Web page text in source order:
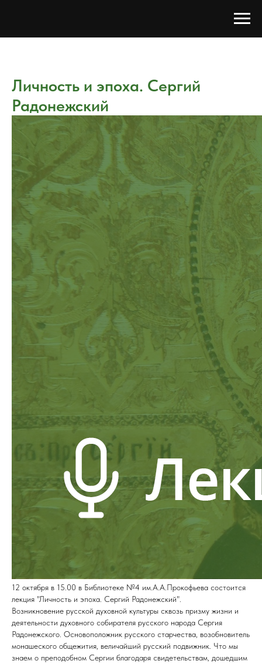
Личность и эпоха. Сергий
Радонежский
12 октября в 15.00 в Библиотеке №4 им.А.А.Прокофьева состоится
лекция "Личность и эпоха. Сергий Радонежский".
Возникновение русской духовной культуры сквозь призму жизни и
деятельности духовного собирателя русского народа Сергия
Радонежского. Основоположник русского старчества, возобновитель
монашеского общежития, величайший русский подвижник. Что мы
знаем о преподобном Сергии благодаря свидетельствам, дошедшим